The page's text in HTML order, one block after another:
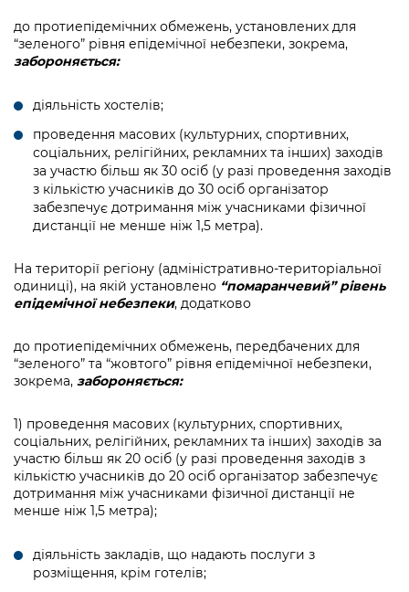
до протиепідемічних обмежень, установлених для
“зеленого” рівня епідемічної небезпеки, зокрема,
забороняється:
діяльність хостелів;
проведення масових (культурних, спортивних,
соціальних, релігійних, рекламних та інших) заходів
за участю більш як 30 осіб (у разі проведення заходів
з кількістю учасників до 30 осіб організатор
забезпечує дотримання між учасниками фізичної
дистанції не менше ніж 1,5 метра).
На території регіону (адміністративно-територіальної
одиниці), на якій установлено “помаранчевий” рівень
епідемічної небезпеки, додатково
до протиепідемічних обмежень, передбачених для
“зеленого” та “жовтого” рівня епідемічної небезпеки,
зокрема, забороняється:
1) проведення масових (культурних, спортивних,
соціальних, релігійних, рекламних та інших) заходів за
участю більш як 20 осіб (у разі проведення заходів з
кількістю учасників до 20 осіб організатор забезпечує
дотримання між учасниками фізичної дистанції не
менше ніж 1,5 метра);
діяльність закладів, що надають послуги з
розміщення, крім готелів;